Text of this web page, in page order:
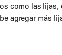
como las lijas,
agregar más